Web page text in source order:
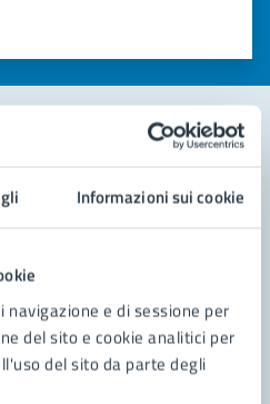
Informazioni sui cookie
e di sessione per
del sito e cookie analitici per
del sito da parte degli
(da 1 a 5 stelle)
per valutare la chiarezza delle
su 5
su 5